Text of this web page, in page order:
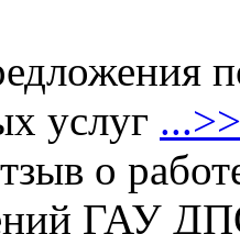
услуг ...>>
о
ГАУ